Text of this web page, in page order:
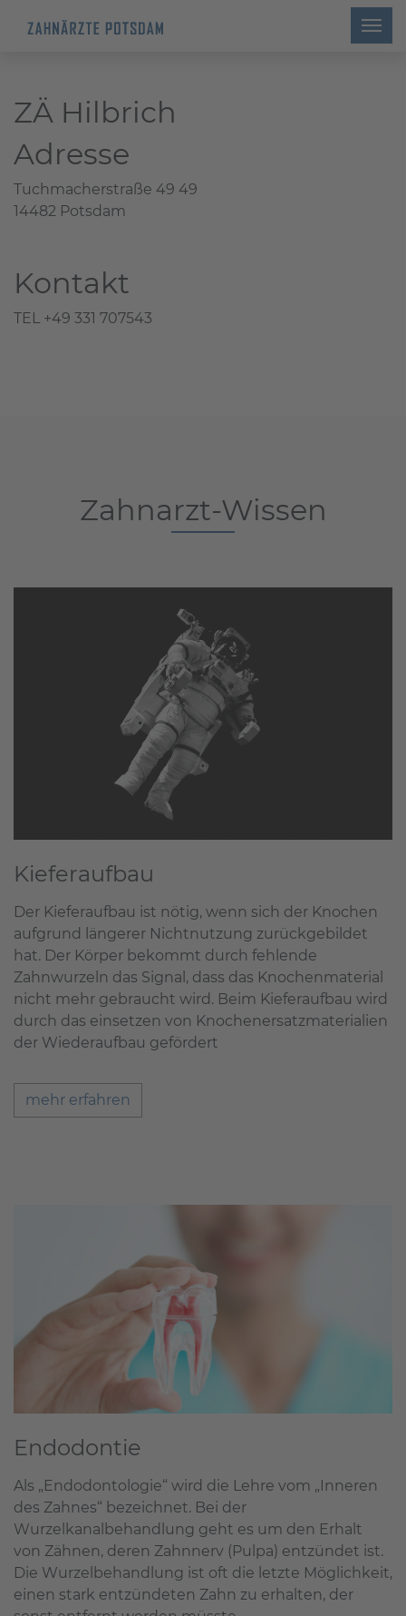
ZÄ Hilbrich
Adresse
Tuchmacherstraße 49 49
14482 Potsdam
Kontakt
TEL +49 331 707543
Zahnarzt-Wissen
Kieferaufbau
Der Kieferaufbau ist nötig, wenn sich der Knochen
aufgrund längerer Nichtnutzung zurückgebildet
hat. Der Körper bekommt durch fehlende
Zahnwurzeln das Signal, dass das Knochenmaterial
nicht mehr gebraucht wird. Beim Kieferaufbau wird
durch das einsetzen von Knochenersatzmaterialien
der Wiederaufbau gefördert
mehr erfahren
Endodontie
Als „Endodontologie“ wird die Lehre vom „Inneren
des Zahnes“ bezeichnet. Bei der
Wurzelkanalbehandlung geht es um den Erhalt
von Zähnen, deren Zahnnerv (Pulpa) entzündet ist.
Die Wurzelbehandlung ist oft die letzte Möglichkeit,
einen stark entzündeten Zahn zu erhalten, der